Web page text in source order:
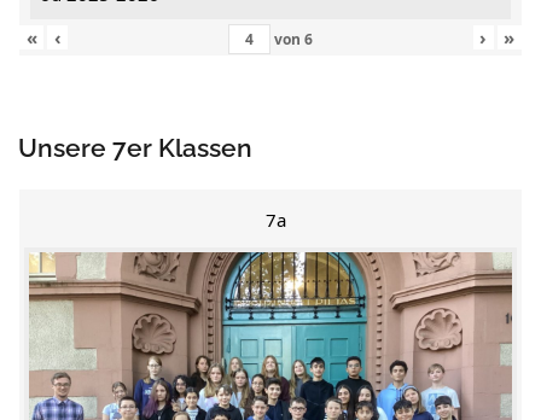
«
‹ von 6 › »
Unsere 7er Klassen
7a